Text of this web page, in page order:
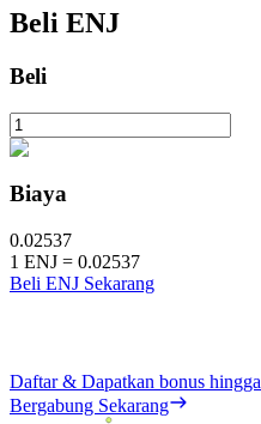
Beli ENJ
Beli
Biaya
0.02537
1 ENJ = 0.02537
Beli ENJ Sekarang
Daftar & Dapatkan bonus hingga
Bergabung Sekarang